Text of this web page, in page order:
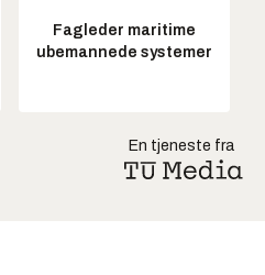
Fagleder maritime
ubemannede systemer
En tjeneste fra